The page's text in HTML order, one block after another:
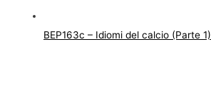
BEP163c – Idiomi del calcio (Parte 1)